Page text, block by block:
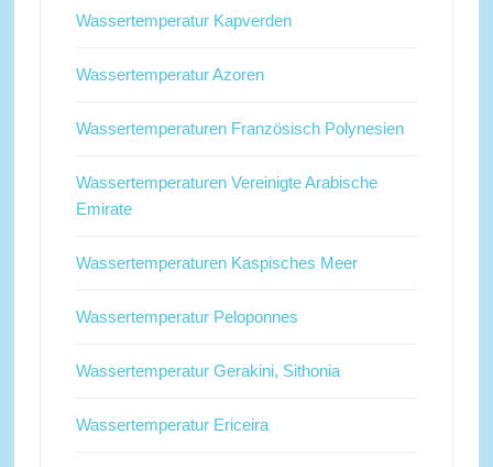
Wassertemperatur Kapverden
Wassertemperatur Azoren
Wassertemperaturen Französisch Polynesien
Wassertemperaturen Vereinigte Arabische
Emirate
Wassertemperaturen Kaspisches Meer
Wassertemperatur Peloponnes
Wassertemperatur Gerakini, Sithonia
Wassertemperatur Ericeira